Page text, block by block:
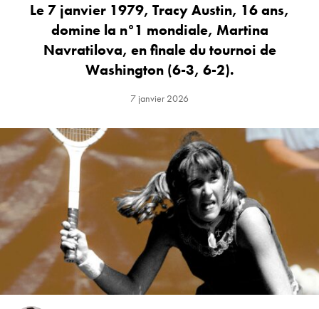
Le 7 janvier 1979, Tracy Austin, 16 ans,
domine la n°1 mondiale, Martina
Navratilova, en finale du tournoi de
Washington (6-3, 6-2).
7 janvier 2026